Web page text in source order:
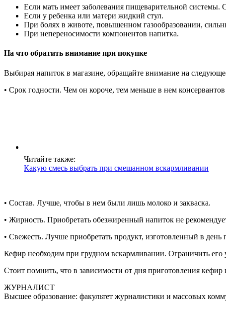
Если мать имеет заболевания пищеварительной системы.
Если у ребенка или матери жидкий стул.
При болях в животе, повышенном газообразовании,
При непереносимости компонентов напитка.
На что обратить внимание при покупке
Выбирая напиток в магазине, обращайте внимание на
• Срок годности. Чем он короче, тем меньше в нем
Читайте также:
Какую смесь выбрать при смешанном вскармливании
• Состав. Лучше, чтобы в нем были лишь молоко и закваска.
• Жирность. Приобретать обезжиренный напиток не
• Свежесть. Лучше приобретать продукт, изготовленный в
Кефир необходим при грудном вскармливании. Ограничить его
Стоит помнить, что в зависимости от дня приготовления
ЖУРНАЛИСТ
Высшее образование: факультет журналистики и массовых